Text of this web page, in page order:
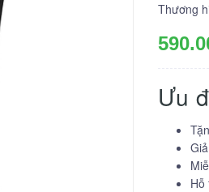
Thương
Ưu
Hỗ